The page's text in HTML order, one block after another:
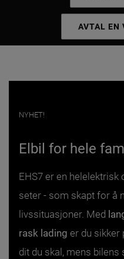
AVTAL EN
NYHET!
Elbil for hele
EHS7 er en
seter - som skapt for å
livssituasjoner. Med
rask lading er du sikker
dit du skal, mens bilens